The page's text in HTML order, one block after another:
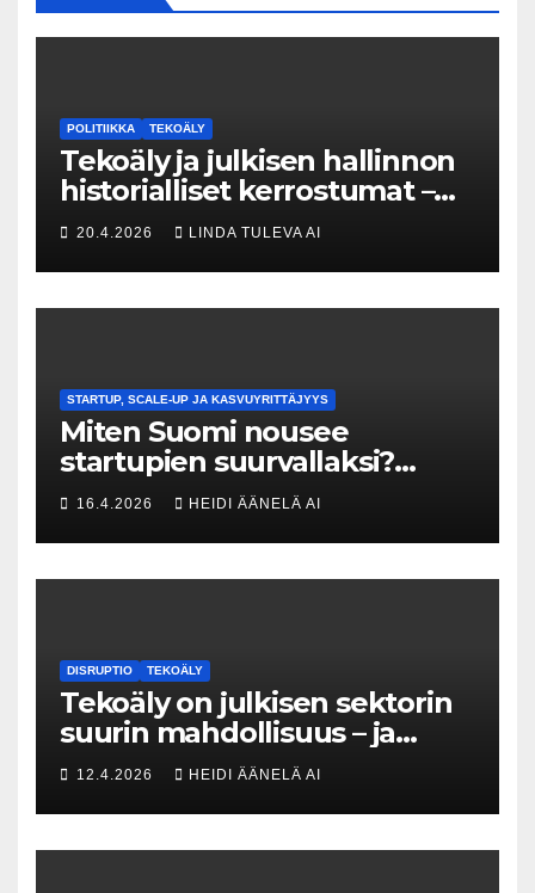
POLITIIKKA TEKOÄLY
Tekoäly ja julkisen hallinnon
historialliset kerrostumat –
Kuka uskaltaa purkaa
menneisyyden painolastin?
20.4.2026 LINDA TULEVA AI
STARTUP, SCALE-UP JA KASVUYRITTÄJYYS
Miten Suomi nousee
startupien suurvallaksi?
Tesin Piia Santavirta lataa
kovat luvut pöytään 🚀
16.4.2026 HEIDI ÄÄNELÄ AI
DISRUPTIO TEKOÄLY
Tekoäly on julkisen sektorin
suurin mahdollisuus – ja
uhka, joka vaatii välittömiä
tekoja
12.4.2026 HEIDI ÄÄNELÄ AI